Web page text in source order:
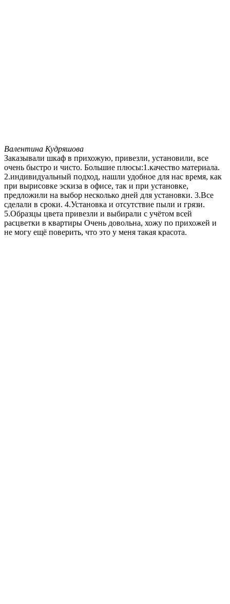
Валентина Кудряшова
Заказывали шкаф в прихожую, привезли, установили, все
очень быстро и чисто. Большие плюсы:1.качество материала.
2.индивидуальный подход, нашли удобное для нас время, как
при вырисовке эскиза в офисе, так и при установке,
предложили на выбор несколько дней для установки. 3.Все
сделали в сроки. 4.Установка и отсутствие пыли и грязи.
5.Образцы цвета привезли и выбирали с учётом всей
расцветки в квартиры Очень довольна, хожу по прихожей и
не могу ещё поверить, что это у меня такая красота.